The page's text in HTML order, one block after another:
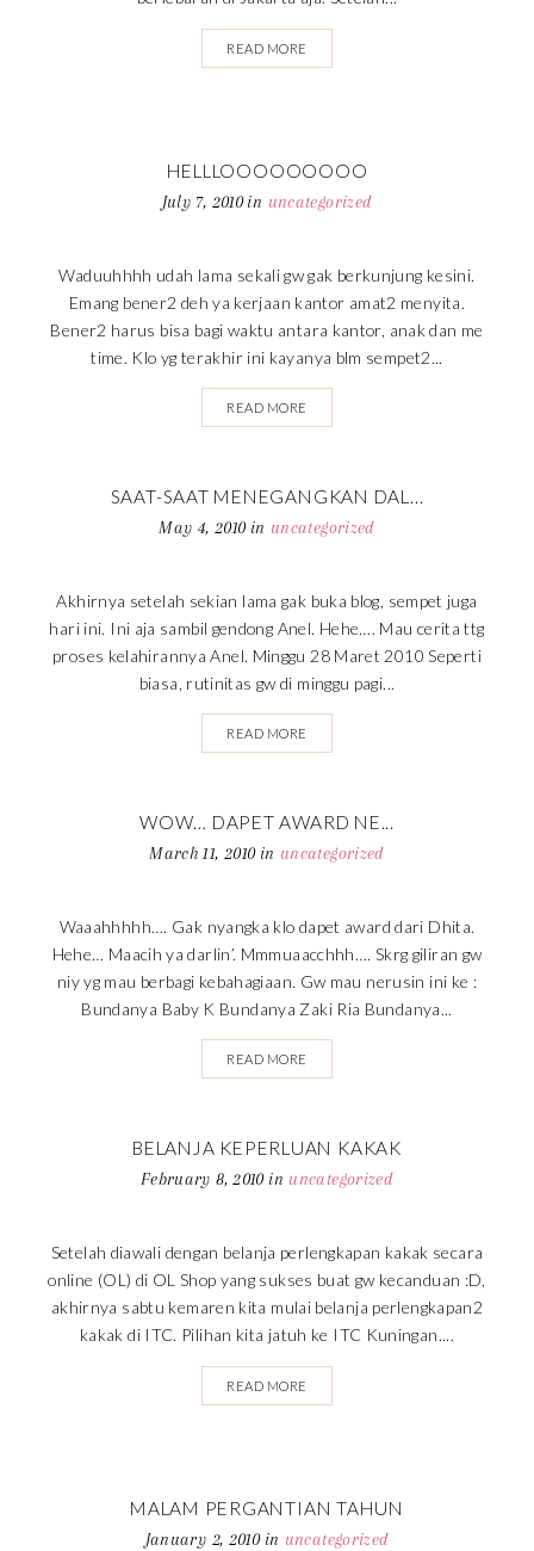
READ MORE
HELLLOOOOOOOOO
July 7, 2010 in uncategorized
Waduuhhhh udah lama sekali gw gak berkunjung kesini.
Emang bener2 deh ya kerjaan kantor amat2 menyita.
Bener2 harus bisa bagi waktu antara kantor, anak dan me
time. Klo yg terakhir ini kayanya blm sempet2...
READ MORE
SAAT-SAAT MENEGANGKAN DAL...
May 4, 2010 in uncategorized
Akhirnya setelah sekian lama gak buka blog, sempet juga
hari ini. Ini aja sambil gendong Anel. Hehe…. Mau cerita ttg
proses kelahirannya Anel. Minggu 28 Maret 2010 Seperti
biasa, rutinitas gw di minggu pagi...
READ MORE
WOW… DAPET AWARD NE...
March 11, 2010 in uncategorized
Waaahhhhh…. Gak nyangka klo dapet award dari Dhita.
Hehe… Maacih ya darlin’. Mmmuaacchhh…. Skrg giliran gw
niy yg mau berbagi kebahagiaan. Gw mau nerusin ini ke :
Bundanya Baby K Bundanya Zaki Ria Bundanya...
READ MORE
BELANJA KEPERLUAN KAKAK
February 8, 2010 in uncategorized
Setelah diawali dengan belanja perlengkapan kakak secara
online (OL) di OL Shop yang sukses buat gw kecanduan :D,
akhirnya sabtu kemaren kita mulai belanja perlengkapan2
kakak di ITC. Pilihan kita jatuh ke ITC Kuningan....
READ MORE
MALAM PERGANTIAN TAHUN
January 2, 2010 in uncategorized